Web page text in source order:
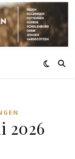
2026